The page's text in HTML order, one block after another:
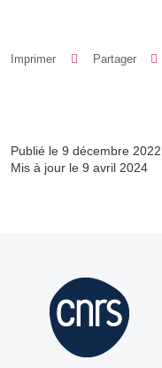
Imprimer Partager
Publié le 9 décembre 2022
Mis à jour le 9 avril 2024